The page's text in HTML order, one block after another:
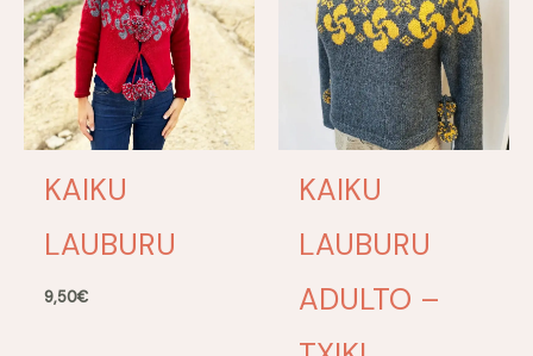
KAIKU
LAUBURU
9,50€
KAIKU
LAUBURU
ADULTO –